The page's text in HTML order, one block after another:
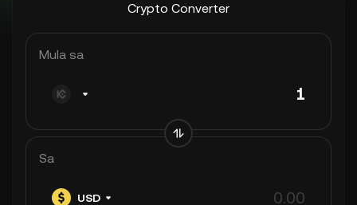
Crypto Converter
Mula sa
Sa
USD